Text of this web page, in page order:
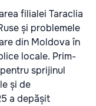
filialei Taraclia
și problemele
din Moldova în
locale. Prim-
sprijinul
și de
a depășit